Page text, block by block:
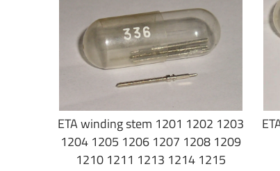
ETA winding stem 1201 1202 1203
1204 1205 1206 1207 1208 1209
1210 1211 1213 1214 1215